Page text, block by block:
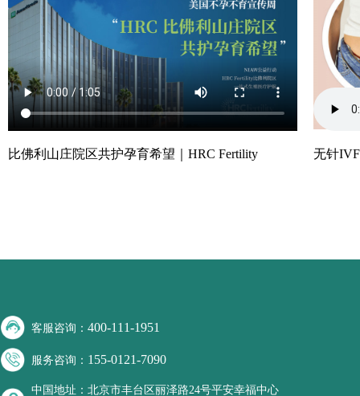
比佛利山庄院区共护孕育希望｜HRC Fertility 无针IVF
客服咨询：400-111-1951
服务咨询： 155-0121-7090
中国地址：北京市丰台区丽泽路24号平安幸福中心